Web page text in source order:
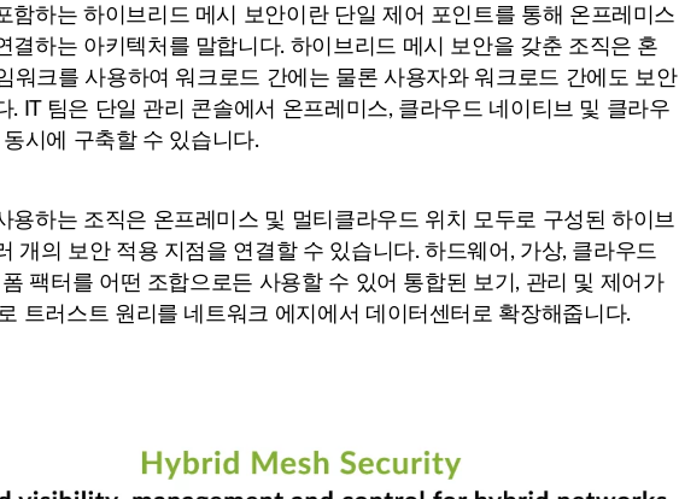
함하는 하이브리드 메시 보안이란 단일 제어 포인트를 통해 온프레미스
결하는 아키텍처를 말합니다. 하이브리드 메시 보안을 갖춘 조직은 혼
워크를 사용하여 워크로드 간에는 물론 사용자와 워크로드 간에도 보안
. IT 팀은 단일 관리 콘솔에서 온프레미스, 클라우드 네이티브 및 클라우
시에 구축할 수 있습니다.
용하는 조직은 온프레미스 및 멀티클라우드 위치 모두로 구성된 하이브
개의 보안 적용 지점을 연결할 수 있습니다. 하드웨어, 가상, 클라우드
팩터를 어떤 조합으로든 사용할 수 있어 통합된 보기, 관리 및 제어가
트러스트 원리를 네트워크 에지에서 데이터센터로 확장해줍니다.